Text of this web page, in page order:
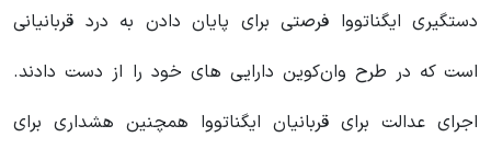
دستگیری ایگناتووا فرصتی برای پایان دادن به درد قربانیانی
است که در طرح وان‌کوین دارایی های خود را از دست دادند.
اجرای عدالت برای قربانیان ایگناتووا همچنین هشداری برای